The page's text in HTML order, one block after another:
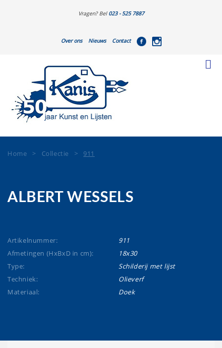
Vragen? Bel 023 - 525 7887
Over ons Nieuws Contact
Home > Collectie > 911
ALBERT WESSELS
Artikelnummer:
911
Afmetingen (HxBxD in cm):
18x30
Type:
Schilderij met lijst
Techniek:
Olieverf
Materiaal:
Doek